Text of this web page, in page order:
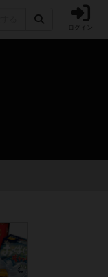
ログイン